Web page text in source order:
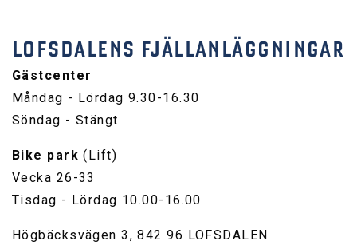
LOFSDALENS FJÄLLANLÄGGNINGAR
Gästcenter
Måndag - Lördag 9.30-16.30
Söndag - Stängt
Bike park (Lift)
Vecka 26-33
Tisdag - Lördag 10.00-16.00
Högbäcksvägen 3, 842 96 LOFSDALEN